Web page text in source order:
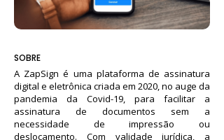
SOBRE
A ZapSign é uma plataforma de assinatura
digital e eletrônica criada em 2020, no auge da
pandemia da Covid-19, para facilitar a
assinatura de documentos sem a
necessidade de impressão ou
deslocamento. Com validade jurídica, a